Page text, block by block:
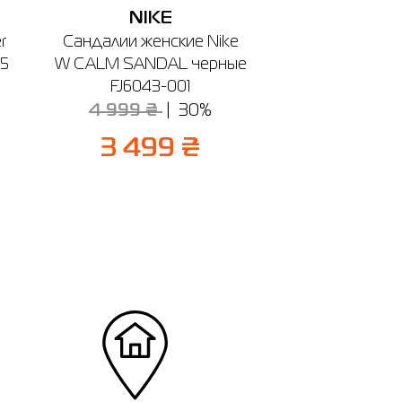
NIKE
Сандалии женские Nike
W CALM SANDAL черные
FJ6043-001
4 999 ₴ 30%
3 499 ₴